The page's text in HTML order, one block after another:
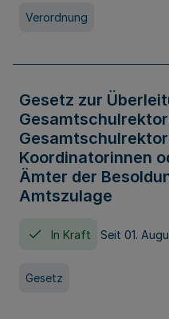
Verordnung
Gesetz zur
Koordinatorinnen
Ämter der
Amtszulage
In Kraft Seit 01.
Gesetz